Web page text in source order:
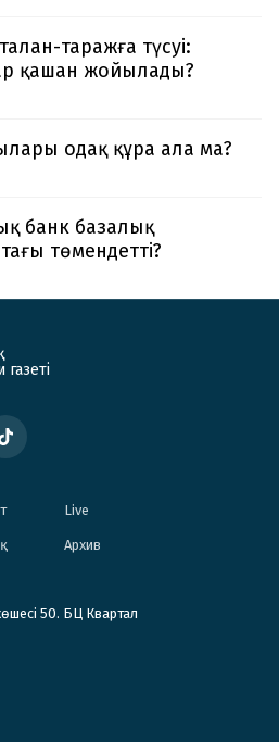
таражға түсуі:
қашан жойылады?
одақ құра ала ма?
банк базалық
төмендетті?
Live
Архив
50. БЦ Квартал